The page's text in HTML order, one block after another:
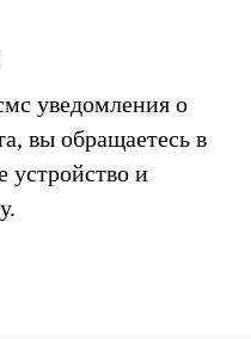
уведомления о
вы обращаетесь в
устройство и